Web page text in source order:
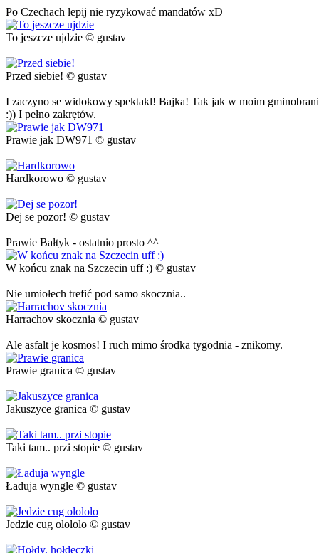
Po Czechach lepij nie ryzykować mandatów xD
To jeszcze ujdzie © gustav
Przed siebie! © gustav
I zaczyno se widokowy spektakl! Bajka! Tak jak w moim
:)) I pełno zakrętów.
Prawie jak DW971 © gustav
Hardkorowo © gustav
Dej se pozor! © gustav
Prawie Bałtyk - ostatnio prosto ^^
W końcu znak na Szczecin uff :) © gustav
Nie umiołech trefić pod samo skocznia..
Harrachov skocznia © gustav
Ale asfalt je kosmos! I ruch mimo środka tygodnia - znikomy.
Prawie granica © gustav
Jakuszyce granica © gustav
Taki tam.. przi stopie © gustav
Ładuja wyngle © gustav
Jedzie cug olololo © gustav